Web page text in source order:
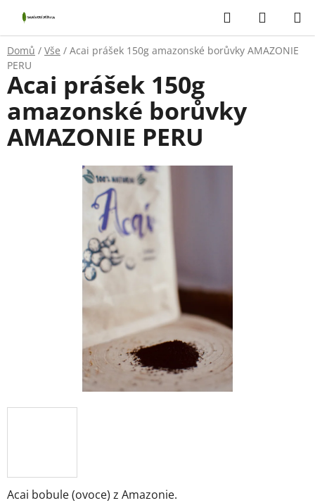
obsah
Hledat
KOŠÍK
Domů / Vše / Acai prášek 150g amazonské borůvky AMAZONIE
PERU
Acai bobule (ovoce) z Amazonie.
Acai prášek 150g
amazonské borůvky
AMAZONIE PERU